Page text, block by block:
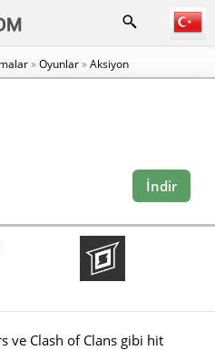
»Oyunlar»Aksiyon
İndir
ve Clash of Clans gibi hit